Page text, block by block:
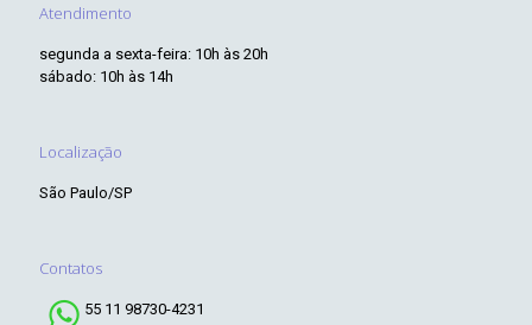
Atendimento
segunda a sexta-feira: 10h às 20h
sábado: 10h às 14h
Localização
São Paulo/SP
Contatos
55 11 98730-4231